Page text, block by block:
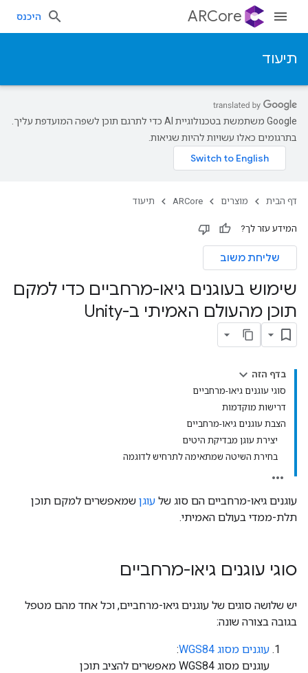
ARCore היכנס
תיעוד
‫Google משתמשת בטכנולוגיית AI כדי לתרגם תוכן לשפה המועדפת עליך.
בתרגומים כאלו עשויות להיות שגיאות.
דף הבית מוצרים ARCore תיעוד
המידע עזר לך?
שליחת משוב
שימוש בעוגנים גיאו-מרחביים כדי למקם
תוכן מהעולם האמיתי ב-Unity
בדף הזה
סוגי עוגנים גיאו-מרחביים
דרישות מוקדמות
הצבת עוגנים גיאו-מרחביים
יצירת עוגן מבדיקת היטים
בחירת השיטה שמתאימה לתרחיש לדוגמה
עוגנים גיאו-מרחביים הם סוג של עוגן שמאפשרים למקם תוכן
תלת-ממדי בעולם האמיתי.
סוגי עוגנים גיאו-מרחביים
יש שלושה סוגים של עוגנים גיאו-מרחביים, וכל אחד מהם מטפל
בגובה בצורה שונה:
עוגנים מסוג WGS84
:
עוגנים מסוג WGS84 מאפשרים להציב תוכן